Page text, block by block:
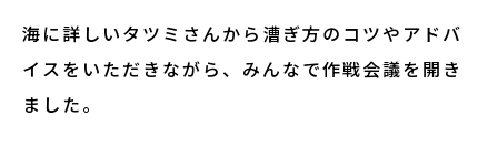
海に詳しいタツミさんから漕ぎ方のコツやアドバ
イスをいただきながら、みんなで作戦会議を開き
ました。